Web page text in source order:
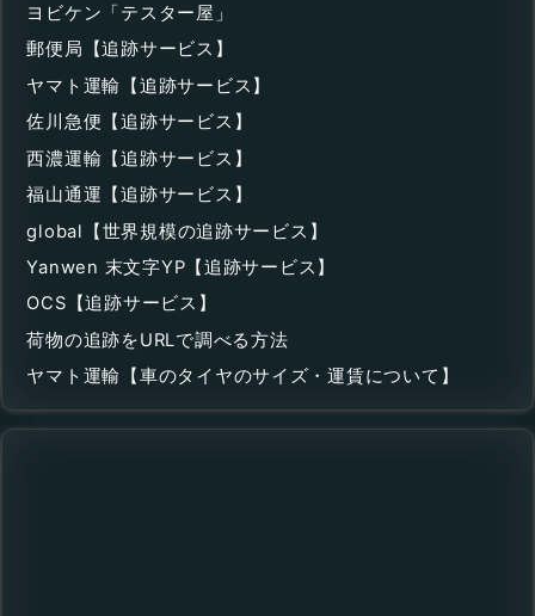
ヨビケン「テスター屋」
郵便局【追跡サービス】
ヤマト運輸【追跡サービス】
佐川急便【追跡サービス】
西濃運輸【追跡サービス】
福山通運【追跡サービス】
global【世界規模の追跡サービス】
Yanwen 末文字YP【追跡サービス】
OCS【追跡サービス】
荷物の追跡をURLで調べる方法
ヤマト運輸【車のタイヤのサイズ・運賃について】